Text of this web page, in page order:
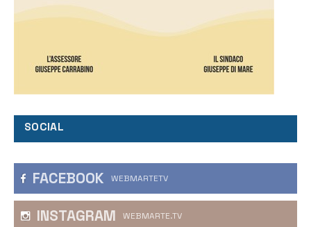
SOCIAL
FACEBOOK WEBMARTETV
INSTAGRAM WEBMARTE.TV